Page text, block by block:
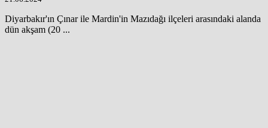
Diyarbakır'ın Çınar ile Mardin'in Mazıdağı ilçeleri arasındaki alanda
dün akşam (20 ...